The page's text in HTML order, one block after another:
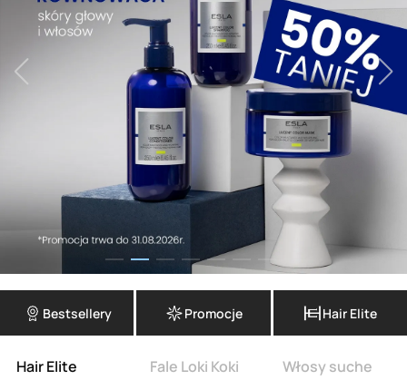
Bestsellery Promocje Hair Elite
Hair Elite Fale Loki Koki Włosy suche